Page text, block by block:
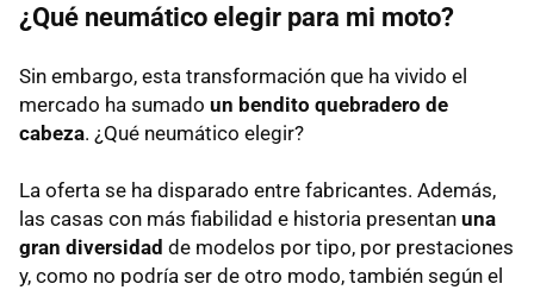
¿Qué neumático elegir para mi moto?
Sin embargo, esta transformación que ha vivido el
mercado ha sumado un bendito quebradero de
cabeza. ¿Qué neumático elegir?
La oferta se ha disparado entre fabricantes. Además,
las casas con más fiabilidad e historia presentan una
gran diversidad de modelos por tipo, por prestaciones
y, como no podría ser de otro modo, también según el